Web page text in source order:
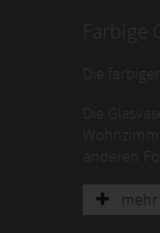
Farbige
Die
Die
anderen
mehr